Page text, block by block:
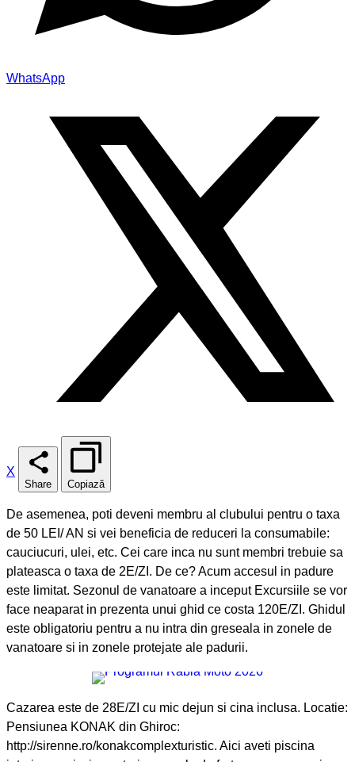
WhatsApp
X
Share Copiază
De asemenea, poti deveni membru al clubului pentru o taxa
de 50 LEI/ AN si vei beneficia de reduceri la consumabile:
cauciucuri, ulei, etc. Cei care inca nu sunt membri trebuie sa
plateasca o taxa de 2E/ZI. De ce? Acum accesul in padure
este limitat. Sezonul de vanatoare a inceput Excursiile se vor
face neaparat in prezenta unui ghid ce costa 120E/ZI. Ghidul
este obligatoriu pentru a nu intra din greseala in zonele de
vanatoare si in zonele protejate ale padurii.
Cazarea este de 28E/ZI cu mic dejun si cina inclusa. Locatie:
Pensiunea KONAK din Ghiroc:
http://sirenne.ro/konakcomplexturistic. Aici aveti piscina